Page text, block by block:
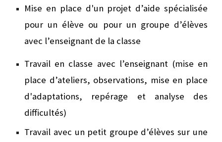
Mise en place d'un projet d’aide spécialisée
pour un élève ou pour un groupe d’élèves
avec l’enseignant de la classe
Travail en classe avec l’enseignant (mise en
place d’ateliers, observations, mise en place
d'adaptations, repérage et analyse des
difficultés)
Travail avec un petit groupe d’élèves sur une